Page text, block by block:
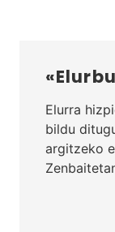
Elurra
bildu
argitzeko